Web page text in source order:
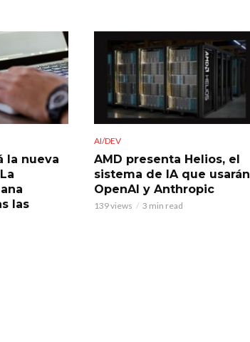
la nueva
las
AI/DEV
AMD presenta Helios, el
sistema de IA que usarán
OpenAI y Anthropic
139 views 3 min read